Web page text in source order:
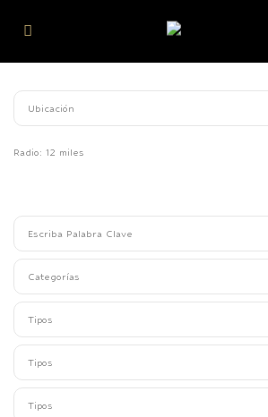
Radio: 12 miles
Categorías
Tipos
Tipos
Tipos